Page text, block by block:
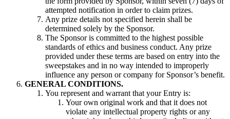
attempted notification in order to claim prizes.
Any prize details not specified herein shall be
determined solely by the Sponsor.
The Sponsor is committed to the highest possible
standards of ethics and business conduct. Any prize
provided under these terms are based on entry into the
sweepstakes and in no way intended to improperly
influence any person or company for Sponsor’s benefit.
GENERAL CONDITIONS.
You represent and warrant that your Entry is:
Your own original work and that it does not
violate any intellectual property rights or any